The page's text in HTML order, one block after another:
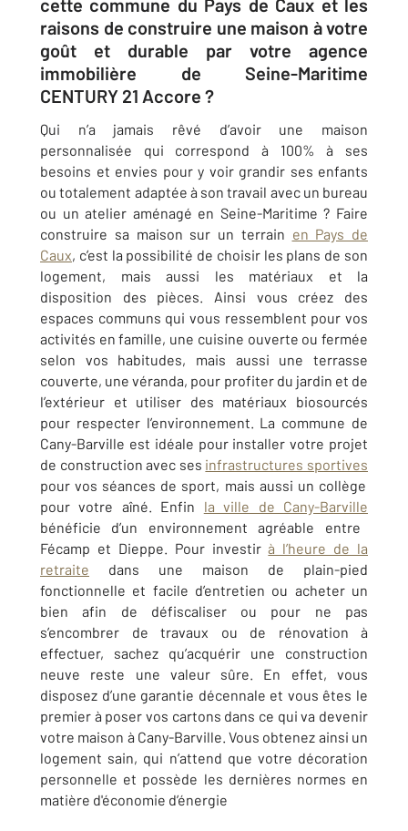
cette commune du Pays de Caux et les
raisons de construire une maison à votre
goût et durable par votre agence
immobilière de Seine-Maritime
CENTURY 21 Accore ?
Qui n’a jamais rêvé d’avoir une maison
personnalisée qui correspond à 100% à ses
besoins et envies pour y voir grandir ses enfants
ou totalement adaptée à son travail avec un bureau
ou un atelier aménagé en Seine-Maritime ? Faire
construire sa maison sur un terrain en Pays de
Caux, c’est la possibilité de choisir les plans de son
logement, mais aussi les matériaux et la
disposition des pièces. Ainsi vous créez des
espaces communs qui vous ressemblent pour vos
activités en famille, une cuisine ouverte ou fermée
selon vos habitudes, mais aussi une terrasse
couverte, une véranda, pour profiter du jardin et de
l’extérieur et utiliser des matériaux biosourcés
pour respecter l’environnement. La commune de
Cany-Barville est idéale pour installer votre projet
de construction avec ses infrastructures sportives
pour vos séances de sport, mais aussi un collège
pour votre aîné. Enfin la ville de Cany-Barville
bénéficie d’un environnement agréable entre
Fécamp et Dieppe. Pour investirà l’heure de la
retraite dans une maison de plain-pied
fonctionnelle et facile d’entretien ou acheter un
bien afin de défiscaliser ou pour ne pas
s’encombrer de travaux ou de rénovation à
effectuer, sachez qu’acquérir une construction
neuve reste une valeur sûre. En effet, vous
disposez d’une garantie décennale et vous êtes le
premier à poser vos cartons dans ce qui va devenir
votre maison à Cany-Barville. Vous obtenez ainsi un
logement sain, qui n’attend que votre décoration
personnelle et possède les dernières normes en
matière d'économie d’énergie